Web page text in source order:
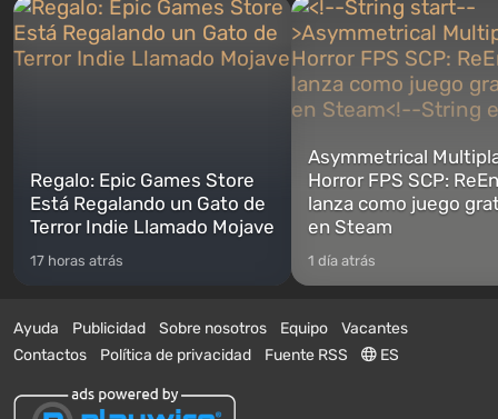
Regalo: Epic Games Store
Está Regalando un Gato de
Terror Indie Llamado Mojave
17 horas atrás
Asymmetrical
Horror FPS SCP:
lanza como juego
en Steam
1 día atrás
Ayuda Publicidad Sobre nosotros Equipo
Vacantes
Contactos
Política de privacidad Fuente RSS ES